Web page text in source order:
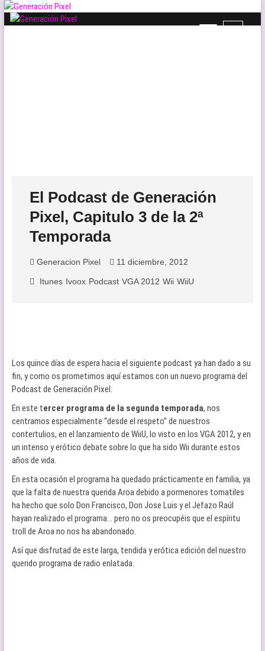
Saltar
B
El Podcast de Generación
Pixel, Capitulo 3 de la 2ª
Temporada
Generacion Pixel 11 diciembre, 2012
Itunes Ivoox Podcast VGA 2012 Wii WiiU
Los quince días de espera hacia el siguiente podcast ya han dado a su
fin, y como os prometimos aquí estamos con un nuevo programa del
Podcast de Generación Pixel.
En este tercer programa de la segunda temporada, nos
centramos especialmente “desde el respeto” de nuestros
contertulios, en el lanzamiento de WiiU, lo visto en los VGA 2012, y en
un intenso y erótico debate sobre lo que ha sido Wii durante estos
años de vida.
En esta ocasión el programa ha quedado prácticamente en familia, ya
que la falta de nuestra querida Aroa debido a pormenores tomatiles
ha hecho que solo Don Francisco, Don Jose Luis y el Jefazo Raúl
hayan realizado el programa… pero no os preocupéis que el espíritu
troll de Aroa no nos ha abandonado.
Así que disfrutad de este larga, tendida y erótica edición del nuestro
querido programa de radio enlatada.